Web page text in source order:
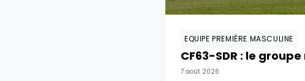
EQUIPE PREMIÈRE MASCULINE
CF63-SDR : le
7 août 2026